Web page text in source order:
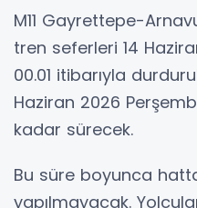
M11 Gayrettepe-
tren seferleri 14
00.01 itibarıyla
Haziran 2026
kadar sürecek.
Bu süre boyunca
yapılmayacak.